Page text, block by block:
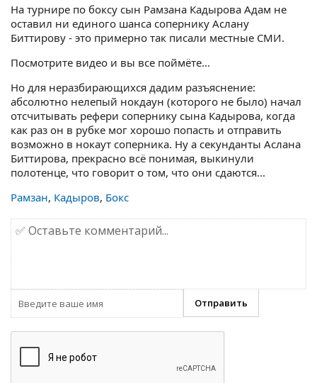
На турнире по боксу сын Рамзана Кадырова Адам не
оставил ни единого шанса сопернику Аслану
Биттирову - это примерно так писали местные СМИ.
Посмотрите видео и вы все поймёте...
Но для неразбирающихся дадим разъяснение:
абсолютно нелепый нокдаун (которого не было) начал
отсчитывать рефери сопернику сына Кадырова, когда
как раз он в рубке мог хорошо попасть и отправить
возможно в нокаут соперника. Ну а секунданты Аслана
Биттирова, прекрасно всё понимая, выкинули
полотенце, что говорит о том, что они сдаются...
Рамзан, Кадыров, Бокс